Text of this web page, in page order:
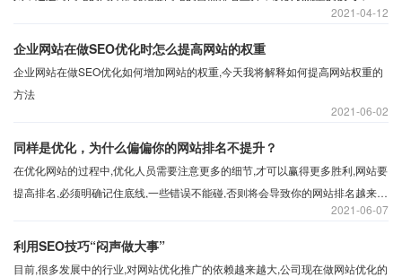
04-12
2021
分为白帽和黑帽，白帽就是符合规则，百度、谷歌等提倡的做法，黑帽简单讲
就是采用搜索引擎禁止的方式优化网站，一般我们叫 SEO作弊，如蜘蛛池，隐
06-02
2021
企业网站在做SEO优化时怎么提高网站的权重
企业网站在做SEO优化如何增加网站的权重,今天我将解释如何提高网站权重的
方法
06-07
2021
同样是优化，为什么偏偏你的网站排名不提升？
在优化网站的过程中,优化人员需要注意更多的细节,才可以赢得更多胜利,网站要
提高排名,必须明确记住底线,一些错误不能碰,否则将会导致你的网站排名越来越
利用SEO技巧“闷声做大事”
目前,很多发展中的行业,对网站优化推广的依赖越来越大,公司现在做网站优化的